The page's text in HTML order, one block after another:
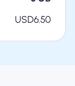
USD6.50